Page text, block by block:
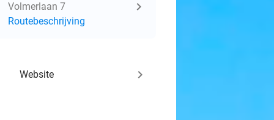
Volmerlaan 7
Routebeschrijving
Website keyboard_arrow_right